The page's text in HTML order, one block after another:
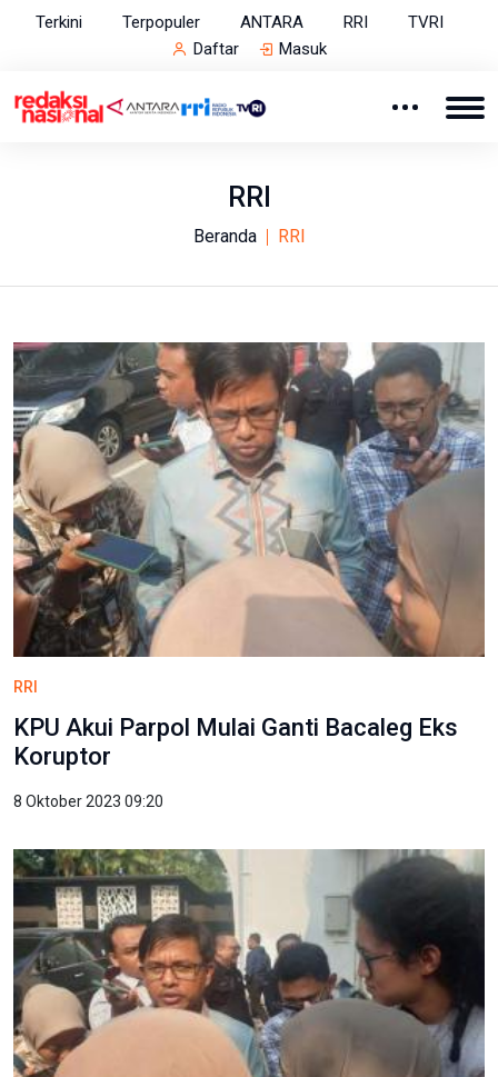
Terkini Terpopuler ANTARA RRI
TVRI
Daftar
Masuk
RRI
Beranda RRI
RRI
​KPU Akui Parpol Mulai Ganti Bacaleg Eks
Koruptor
8 Oktober 2023 09:20